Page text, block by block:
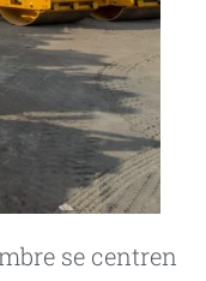
se centren